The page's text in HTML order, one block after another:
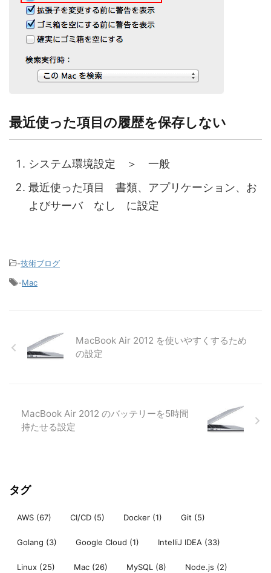
最近使った項目の履歴を保存しない
システム環境設定 ＞ 一般
最近使った項目 書類、アプリケーション、お
よびサーバ なし に設定
-技術ブログ
-Mac
MacBook Air 2012 を使いやすくするため
の設定
MacBook Air 2012 のバッテリーを5時間
持たせる設定
タグ
AWS (67) CI/CD (5) Docker (1) Git (5)
Golang (3) Google Cloud (1) IntelliJ IDEA (33)
Linux (25) Mac (26) MySQL (8) Node.js (2)